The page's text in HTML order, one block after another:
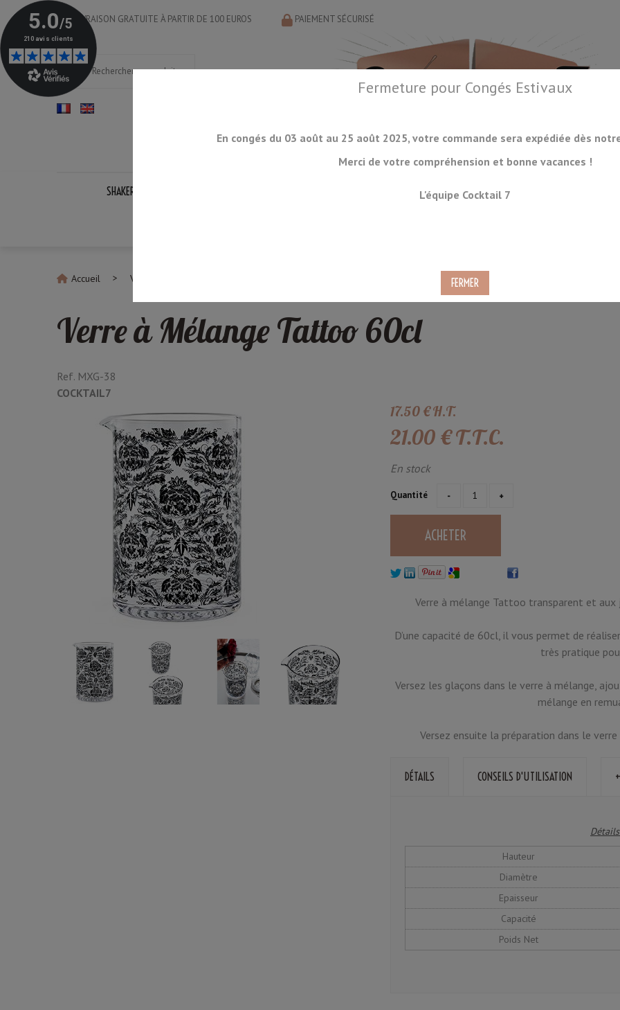
LIVRAISON GRATUITE À PARTIR DE 100 EUROS PAIEMENT SÉCURISÉ
SHAKERS LA GLACE ORGANISATION
Accueil Verres à Mélange
Fermeture pour Congés Estivaux
En congés du 03 août au 25 août 2025, votre commande sera expédiée dès
Merci de votre compréhension et bonne vacances !
L'équipe Cocktail 7
Verre à Mélange Tattoo 60cl
Ref. MXG-38
COCKTAIL7
17.50€H.T.
21.00 €T.T.C.
En stock
Quantité
Verre à mélange Tattoo transparent et
D’une capacité de 60cl, il vous permet de
très pratique
Versez les glaçons dans le verre à mélange,
mélange en
Versez ensuite la préparation dans le
DÉTAILS CONSEILS D'UTILISATION
Hauteur
Diamètre
Epaisseur
Capacité
Poids Net